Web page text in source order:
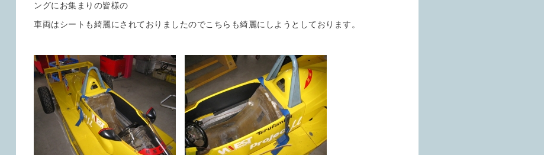
ングにお集まりの皆様の
車両はシートも綺麗にされておりましたのでこちらも綺麗にしようとしております。